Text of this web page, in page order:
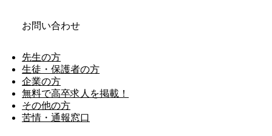
お問い合わせ
先生の方
生徒・保護者の方
企業の方
無料で高卒求人を掲載！
その他の方
苦情・通報窓口